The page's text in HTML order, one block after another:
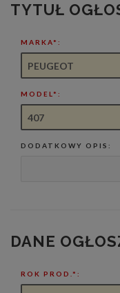
TYTUŁ
MARKA*:
MODEL*:
DODATKOWY OPIS:
DANE
ROK PROD.*: